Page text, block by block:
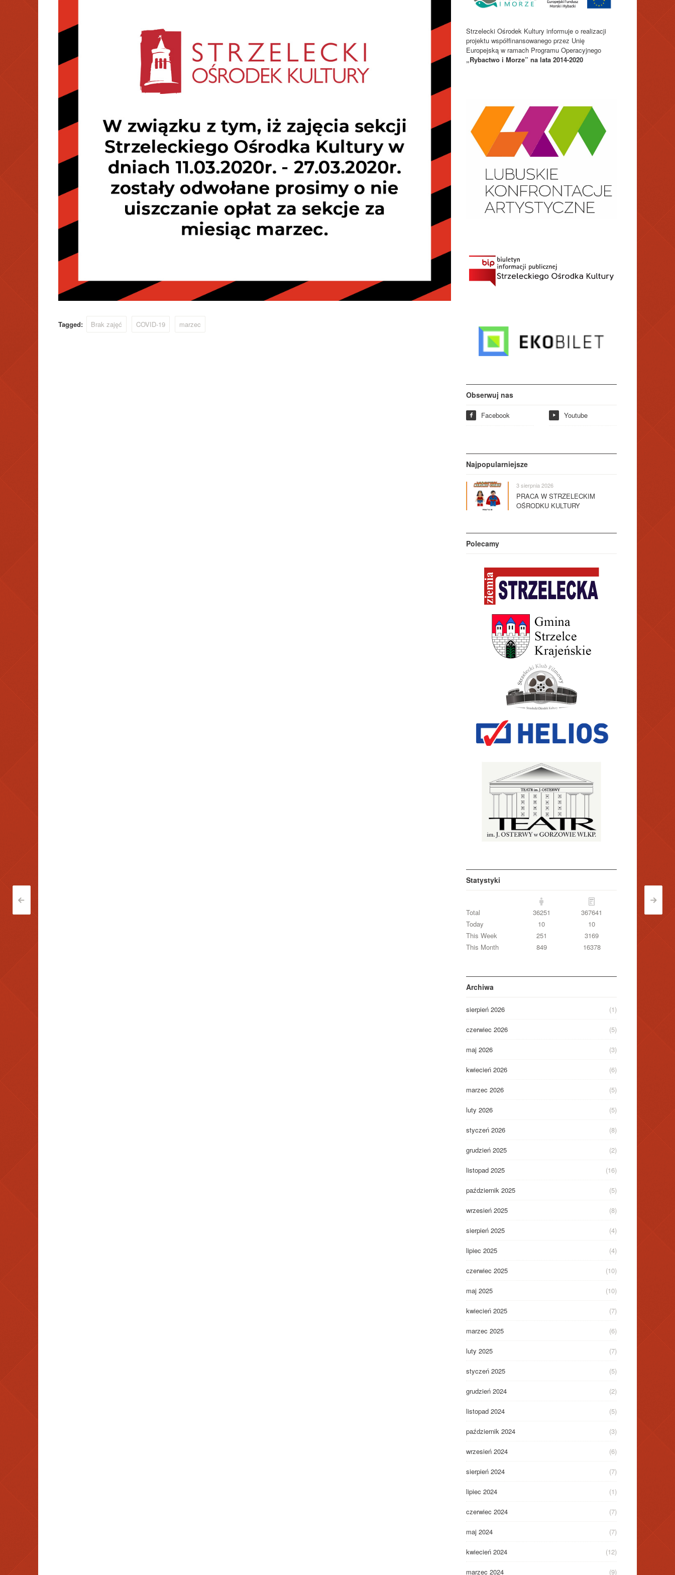
< >
Tagged: Brak zajęć COVID-19 marzec
Strzelecki Ośrodek Kultury informuje o realizacji
projektu współfinansowanego przez Unię
Europejską w ramach Programu Operacyjnego
„Rybactwo i Morze” na lata 2014-2020
Obserwuj nas
f Facebook y Youtube
Najpopularniejsze
3 sierpnia 2026
PRACA W STRZELECKIM
OŚRODKU KULTURY
Polecamy
Statystyki
Total 36251
367641
Today
10
10
This Week
251
3169
This Month
849 16378
Archiwa
sierpień 2026 (1)
czerwiec 2026 (5)
maj 2026 (3)
kwiecień 2026 (6)
marzec 2026 (5)
luty 2026 (5)
styczeń 2026 (8)
grudzień 2025 (2)
listopad 2025 (16)
październik 2025 (5)
wrzesień 2025 (8)
sierpień 2025 (4)
lipiec 2025 (4)
czerwiec 2025 (10)
maj 2025 (10)
kwiecień 2025 (7)
marzec 2025 (6)
luty 2025 (7)
styczeń 2025 (5)
grudzień 2024 (2)
listopad 2024 (5)
październik 2024 (3)
wrzesień 2024 (6)
sierpień 2024 (7)
lipiec 2024 (1)
czerwiec 2024 (7)
maj 2024 (7)
kwiecień 2024 (12)
marzec 2024 (9)